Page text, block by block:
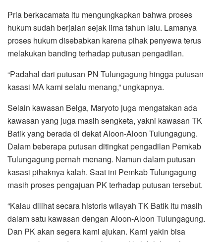
Pria berkacamata itu mengungkapkan bahwa proses
hukum sudah berjalan sejak lima tahun lalu. Lamanya
proses hukum disebabkan karena pihak penyewa terus
melakukan banding terhadap putusan pengadilan.
“Padahal dari putusan PN Tulungagung hingga putusan
kasasi MA kami selalu menang,” ungkapnya.
Selain kawasan Belga, Maryoto juga mengatakan ada
kawasan yang juga masih sengketa, yakni kawasan TK
Batik yang berada di dekat Aloon-Aloon Tulungagung.
Dalam beberapa putusan ditingkat pengadilan Pemkab
Tulungagung pernah menang. Namun dalam putusan
kasasi pihaknya kalah. Saat ini Pemkab Tulungagung
masih proses pengajuan PK terhadap putusan tersebut.
“Kalau dilihat secara historis wilayah TK Batik itu masih
dalam satu kawasan dengan Aloon-Aloon Tulungagung.
Dan PK akan segera kami ajukan. Kami yakin bisa